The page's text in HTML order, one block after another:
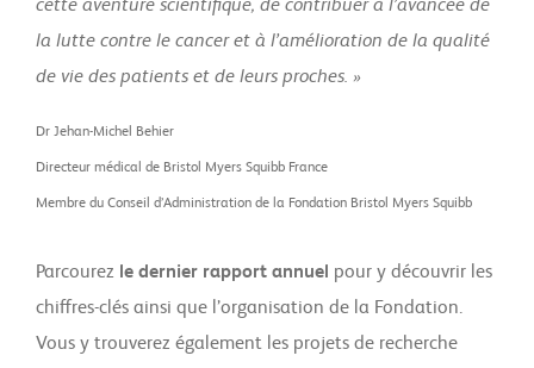
cette aventure scientifique, de contribuer à l’avancée de
la lutte contre le cancer et à l’amélioration de la qualité
de vie des patients et de leurs proches. »
Dr Jehan-Michel Behier
Directeur médical de Bristol Myers Squibb France
Membre du Conseil d’Administration de la Fondation Bristol Myers Squibb
Parcourez le dernier rapport annuel pour y découvrir les
chiffres-clés ainsi que l’organisation de la Fondation.
Vous y trouverez également les projets de recherche